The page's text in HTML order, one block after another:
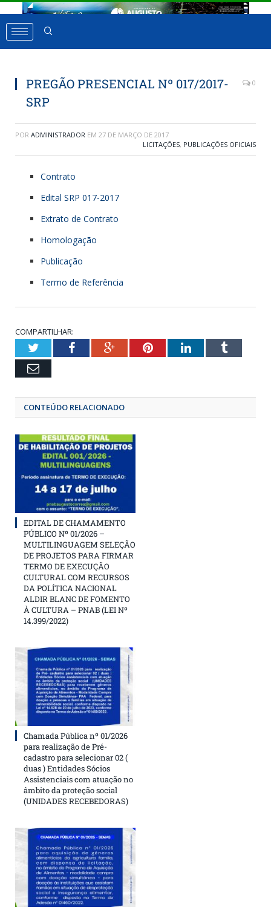
PREGÃO PRESENCIAL Nº 017/2017-
SRP
0
POR ADMINISTRADOR EM 27 DE MARÇO DE 2017
LICITAÇÕES, PUBLICAÇÕES OFICIAIS
Contrato
Edital SRP 017-2017
Extrato de Contrato
Homologação
Publicação
Termo de Referência
COMPARTILHAR:
TwitterFacebookGoogle+Pinterest
LinkedIn
Email
CONTEÚDO RELACIONADO
EDITAL DE CHAMAMENTO
PÚBLICO Nº 01/2026 –
MULTILINGUAGEM SELEÇÃO
DE PROJETOS PARA FIRMAR
TERMO DE EXECUÇÃO
CULTURAL COM RECURSOS
DA POLÍTICA NACIONAL
ALDIR BLANC DE FOMENTO
À CULTURA – PNAB (LEI Nº
14.399/2022)
Chamada Pública nº 01/2026
para realização de Pré-
cadastro para selecionar 02 (
duas ) Entidades Sócios
Assistenciais com atuação no
âmbito da proteção social
(UNIDADES RECEBEDORAS)